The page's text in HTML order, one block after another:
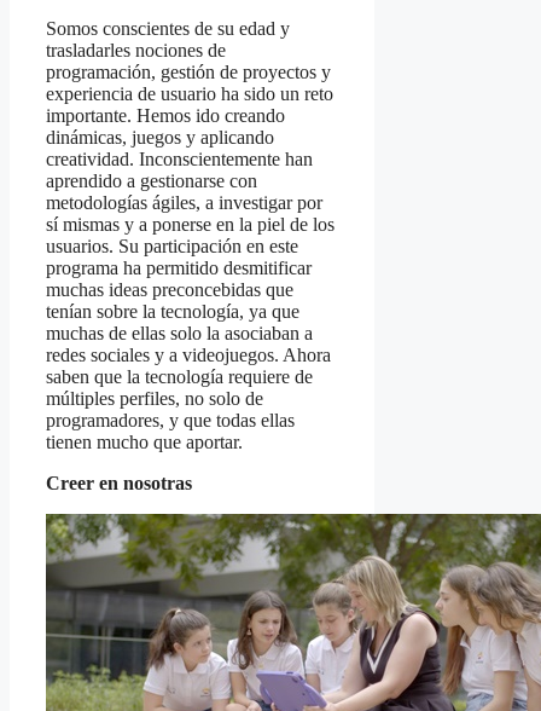
Somos conscientes de su edad y
trasladarles nociones de
programación, gestión de proyectos y
experiencia de usuario ha sido un reto
importante. Hemos ido creando
dinámicas, juegos y aplicando
creatividad. Inconscientemente han
aprendido a gestionarse con
metodologías ágiles, a investigar por
sí mismas y a ponerse en la piel de los
usuarios. Su participación en este
programa ha permitido desmitificar
muchas ideas preconcebidas que
tenían sobre la tecnología, ya que
muchas de ellas solo la asociaban a
redes sociales y a videojuegos. Ahora
saben que la tecnología requiere de
múltiples perfiles, no solo de
programadores, y que todas ellas
tienen mucho que aportar.
Creer en nosotras